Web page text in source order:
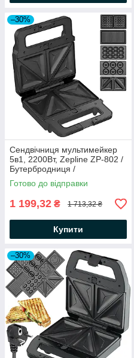
–30%
Сендвічниця мультимейкер
5в1, 2200Вт, Zepline ZP-802 /
Бутербродниця /
Вафельниця / Електрогриль
Готово до відправки
1 199,32 ₴ 1 713,32 ₴
Купити
–30%